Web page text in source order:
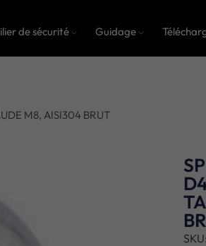
de sécurité Guidage
M8, AISI304 BRUT